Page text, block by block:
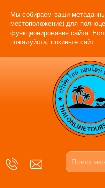
Мы собираем ваши
местоположение) для
функционирования сайта.
пожалуйста, покиньте сайт.